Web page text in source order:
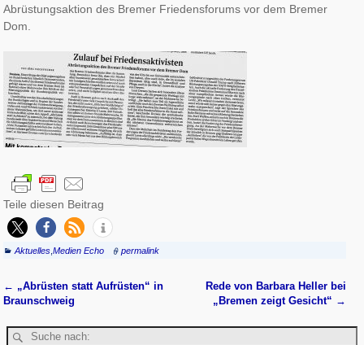
Abrüstungsaktion des Bremer Friedensforums vor dem Bremer
Dom.
Teile diesen Beitrag
Aktuelles ,Medien Echo permalink
Artikelnavigation
← „Abrüsten statt Aufrüsten“ in
Braunschweig
Rede von Barbara Heller bei
„Bremen zeigt Gesicht“ →